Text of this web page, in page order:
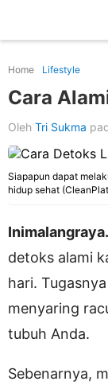
Home Lifestyle
Cara
Oleh Tri Sukma
Siapapun dapat
hidup sehat
detoks alami
hari.
menyaring
tubuh Anda.
Sebenarnya,